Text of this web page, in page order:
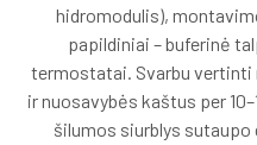
hidromodulis),
papildiniai – buferinė
termostatai. Svarbu
ir nuosavybės kaštus per
šilumos siurblys sutaupo